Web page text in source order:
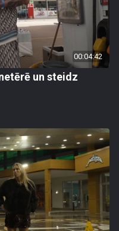
00:04:42
un steidz